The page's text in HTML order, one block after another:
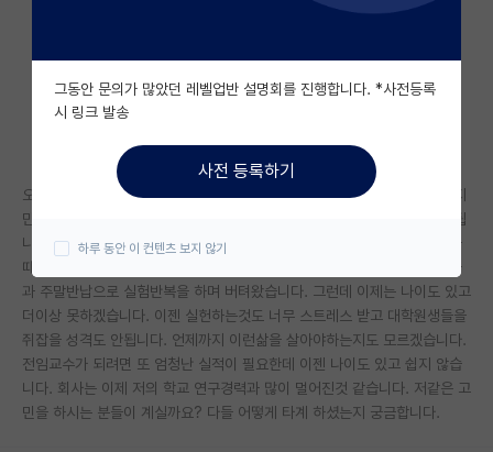
자유 게시판(아무개랩)
미국 유학 게시판
미국 대학원 합격 후기 게시판
대학원생 모집 게시판
연구실(PI) 홍보 게시판
석박사 채용 정보 게시판
임용 정보 게시판
학부 인턴 게시판
오랫동안 연구에 몸담았습니다. 학위 포닥 연구교수까지 현재도 진행중이지
만 제 생각이지만 저는 운이 좋게도 어떻게 여기까지 탈 없이 왔다고 생각됩
니다. 하지만 저는 연구할 창의력도 없고 연구결과가 생각대로 나오지 않을
때 방향을 새롭게 제시할 능력도 없는것 같습니다. 그래서 그럴때마다 야근
과 주말반납으로 실험반복을 하며 버텨왔습니다. 그런데 이제는 나이도 있고
더이상 못하겠습니다. 이젠 실헌하는것도 너무 스트레스 받고 대학원생들을
쥐잡을 성격도 안됩니다. 언제까지 이런삶을 살아야하는지도 모르겠습니다.
전임교수가 되려면 또 엄청난 실적이 필요한데 이젠 나이도 있고 쉽지 않습
니다. 회사는 이제 저의 학교 연구경력과 많이 멀어진것 같습니다. 저같은 고
민을 하시는 분들이 계실까요? 다들 어떻게 타계 하셨는지 궁금합니다.
그동안 문의가 많았던 레벨업반 설명회를 진행합니다. *사전등록
시 링크 발송
사전 등록하기
하루 동안 이 컨텐츠 보지 않기